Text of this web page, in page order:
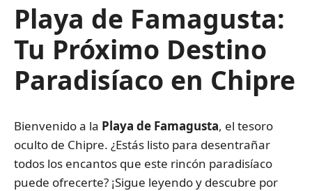
Playa de Famagusta:
Tu Próximo Destino
Paradisíaco en Chipre
Bienvenido a la Playa de Famagusta, el tesoro
oculto de Chipre. ¿Estás listo para desentrañar
todos los encantos que este rincón paradisíaco
puede ofrecerte? ¡Sigue leyendo y descubre por